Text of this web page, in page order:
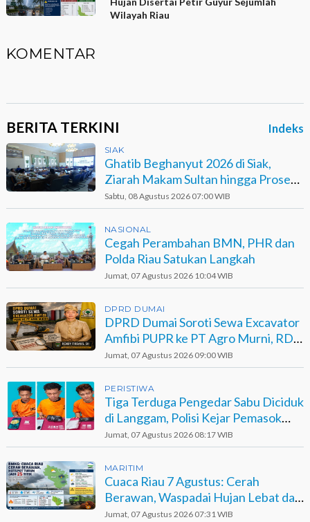
Wilayah Riau
KOMENTAR
BERITA TERKINI Indeks
SIAK
Ghatib Beghanyut 2026 di Siak,
Ziarah Makam Sultan hingga Prosesi
di Sungai
Sabtu, 08 Agustus 2026 07:00 WIB
NASIONAL
Cegah Perambahan BMN, PHR dan
Polda Riau Satukan Langkah
Jumat, 07 Agustus 2026 10:04 WIB
DPRD DUMAI
DPRD Dumai Soroti Sewa Excavator
Amfibi PUPR ke PT Agro Murni, RDP
Jadi Opsi
Jumat, 07 Agustus 2026 09:00 WIB
PERISTIWA
Tiga Terduga Pengedar Sabu Diciduk
di Langgam, Polisi Kejar Pemasok
Berinisial GA
Jumat, 07 Agustus 2026 08:17 WIB
MARITIM
Cuaca Riau 7 Agustus: Cerah
Berawan, Waspadai Hujan Lebat dan
Petir
Jumat, 07 Agustus 2026 07:31 WIB